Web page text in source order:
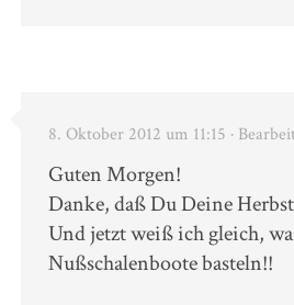
8. Oktober 2012 um 11:15 ·
Guten Morgen!
Danke, daß Du Deine
Und jetzt weiß ich gleich,
Nußschalenboote basteln!!